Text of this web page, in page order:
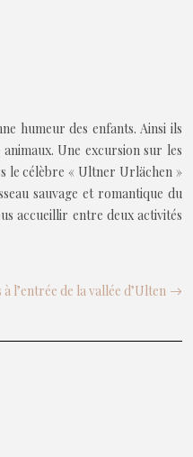
humeur des enfants. Ainsi ils
Une excursion sur les
le célèbre « Ultner Urlächen »
sauvage et romantique du
accueillir entre deux activités
l’entrée de la vallée d’Ulten